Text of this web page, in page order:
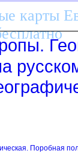
карты
Поробная